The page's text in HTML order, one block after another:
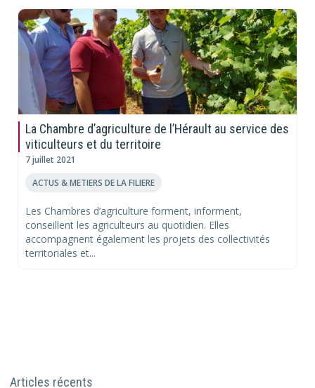
La Chambre d’agriculture de l’Hérault au service des
viticulteurs et du territoire
7 juillet 2021
ACTUS & METIERS DE LA FILIERE
Les Chambres d’agriculture forment, informent,
conseillent les agriculteurs au quotidien. Elles
accompagnent également les projets des collectivités
territoriales et...
Articles récents